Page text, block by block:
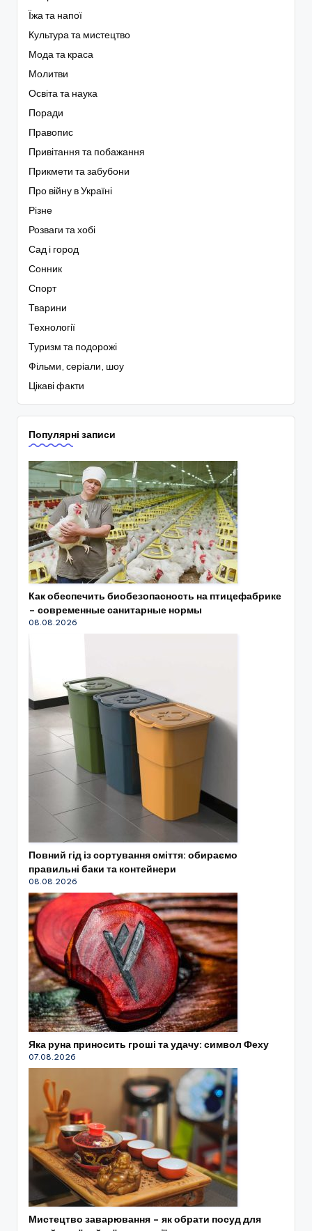
Їжа та напої
Культура та мистецтво
Мода та краса
Молитви
Освіта та наука
Поради
Правопис
Привітання та побажання
Прикмети та забубони
Про війну в Україні
Різне
Розваги та хобі
Сад і город
Сонник
Спорт
Тварини
Технології
Туризм та подорожі
Фільми, серіали, шоу
Цікаві факти
Популярні записи
Как обеспечить биобезопасность на птицефабрике
– современные санитарные нормы
08.08.2026
Повний гід із сортування сміття: обираємо
правильні баки та контейнери
08.08.2026
Яка руна приносить гроші та удачу: символ Феху
07.08.2026
Мистецтво заварювання – як обрати посуд для